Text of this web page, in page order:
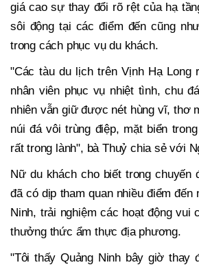
giá cao sự thay đổi rõ rệt của hạ
sôi động tại các điểm đến cũng
trong cách phục vụ du khách.
"Các tàu du lịch trên Vịnh Hạ Long
nhân viên phục vụ nhiệt tình, chu
nhiên vẫn giữ được nét hùng vĩ, thơ
núi đá vôi trùng điệp, mặt biển
rất trong lành", bà Thuỷ chia sẻ với
Nữ du khách cho biết trong chuyến
đã có dịp tham quan nhiều điểm đến
Ninh, trải nghiệm các hoạt động vui
thưởng thức ẩm thực địa phương.
"Tôi thấy Quảng Ninh bây giờ thay